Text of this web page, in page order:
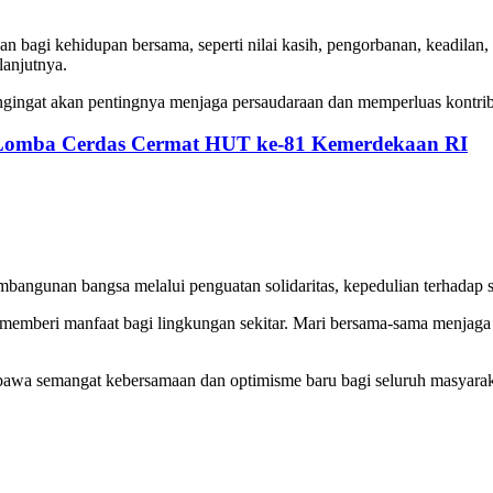
bagi kehidupan bersama, seperti nilai kasih, pengorbanan,
akan pentingnya menjaga persaudaraan dan memperluas
Cerdas Cermat HUT ke-81 Kemerdekaan RI
bangsa melalui penguatan solidaritas, kepedulian terhadap
manfaat bagi lingkungan sekitar. Mari bersama-sama
semangat kebersamaan dan optimisme baru bagi seluruh